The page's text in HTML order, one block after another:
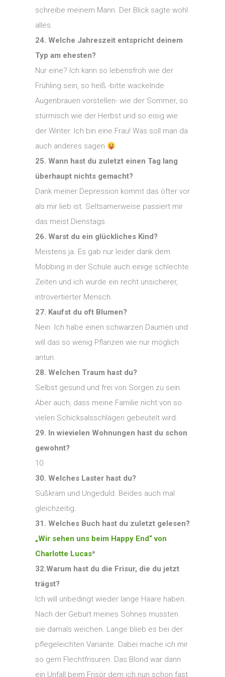
schreibe meinem Mann. Der Blick sagte wohl
alles.
24. Welche Jahreszeit entspricht deinem
Typ am ehesten?
Nur eine? Ich kann so lebensfroh wie der
Frühling sein, so heiß -bitte wackelnde
Augenbrauen vorstellen- wie der Sommer, so
stürmisch wie der Herbst und so eisig wie
der Winter. Ich bin eine Frau! Was soll man da
auch anderes sagen
25. Wann hast du zuletzt einen Tag lang
überhaupt nichts gemacht?
Dank meiner Depression kommt das öfter vor
als mir lieb ist. Seltsamerweise passiert mir
das meist Dienstags.
26. Warst du ein glückliches Kind?
Meistens ja. Es gab nur leider dank dem
Mobbing in der Schule auch einige schlechte
Zeiten und ich wurde ein recht unsicherer,
introvertierter Mensch.
27. Kaufst du oft Blumen?
Nein. Ich habe einen schwarzen Daumen und
will das so wenig Pflanzen wie nur möglich
antun.
28. Welchen Traum hast du?
Selbst gesund und frei von Sorgen zu sein.
Aber auch, dass meine Familie nicht von so
vielen Schicksalsschlägen gebeutelt wird.
29. In wievielen Wohnungen hast du schon
gewohnt?
10
30. Welches Laster hast du?
Süßkram und Ungeduld. Beides auch mal
gleichzeitig.
31. Welches Buch hast du zuletzt gelesen?
„Wir sehen uns beim Happy End“ von
Charlotte Lucas*
32.Warum hast du die Frisur, die du jetzt
trägst?
Ich will unbedingt wieder lange Haare haben.
Nach der Geburt meines Sohnes mussten
sie damals weichen. Lange blieb es bei der
pflegeleichten Variante. Dabei mache ich mir
so gern Flechtfrisuren. Das Blond war dann
ein Unfall beim Frisör dem ich nun schon fast